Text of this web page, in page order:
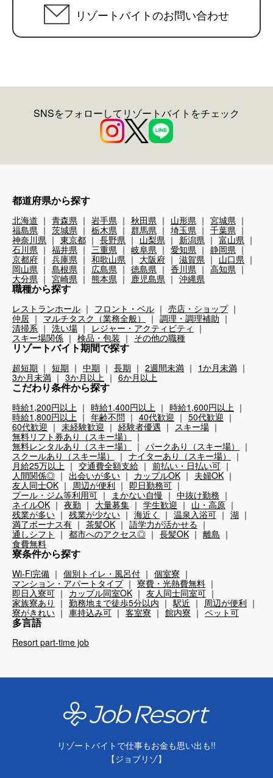
リゾートバイトのお問い合わせ
SNSをフォローしてリゾートバイトをチェック
都道府県から探す
北海道 青森県 岩手県 秋田県 山形県
宮城県
福島県
茨城県 栃木県 群馬県 埼玉県
千葉県
神奈川県
東京都 長野県 山梨県 新潟県
富山県
石川県
福井県 三重県 岐阜県 愛知県
静岡県
京都府
兵庫県 和歌山県 大阪府 滋賀県
山口県
岡山県
島根県 広島県 徳島県 香川県
高知県
大分県
宮崎県 熊本県 鹿児島県 沖縄県
職種から探す
レストランホール フロント・ベル
売店・ショップ
仲居
マルチタスク（業務全般）
調理・調理補助
清掃系
洗い場
レジャー・アクティビティ
スキー場関係
検品・包装 その他の職種
リゾートバイト期間で探す
超短期 短期 中期 長期 2週間未満
1か月未満
3か月未満
3か月以上 6か月以上
こだわり条件から探す
時給1,200円以上 時給1,400円以上
時給1,600円以上
時給1,800円以上
年齢不問 40代歓迎
50代歓迎
60代歓迎
未経験歓迎 経験者優遇
スキー場
無料リフト券あり（スキー場）
無料レンタルあり（スキー場）
パークあり（スキー場）
スクールあり（スキー場）
ナイターあり（スキー場）
月給25万以上
交通費全額支給
前払い・日払い可
人間関係◎
出会いが多い カップルOK
夫婦OK
友人同士OK
周辺が便利
即日勤務可
プール・ジム等利用可
まかない自慢
中抜け勤務
ネイルOK
夜勤 大量募集 学生歓迎
山・高原
残業が多い
残業が少ない 海近く 温泉入浴可
湖
満了ボーナス有
茶髪OK
語学力が活かせる
通しシフト
都市へのアクセス◎ 長髪OK
離島
食費無料
寮条件から探す
Wi-Fi完備 個別トイレ・風呂付
個室寮
マンション・アパートタイプ
寮費・光熱費無料
即日入寮可
カップル同室OK
友人同士同室可
家族寮あり
勤務地まで徒歩5分以内 駅近
周辺が便利
寮がきれい
車持込み可 客室寮 館内寮 ペット可
多言語
Resort part-time job
リゾートバイトで仕事もお金も思い出も!!
【ジョブリゾ】